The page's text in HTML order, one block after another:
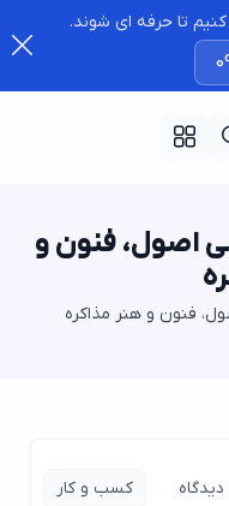
حرفه ای شوند.
فنون و
و هنر مذاکره
کسب و کار